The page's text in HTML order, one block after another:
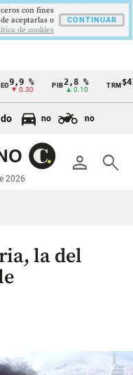
9,9 %
▼ 0.30
PIB2,8 %
▲ 0.10
TRM
no no
person search
2026
la del
con fines
aceptarlas o
de cookies
CONTINUAR